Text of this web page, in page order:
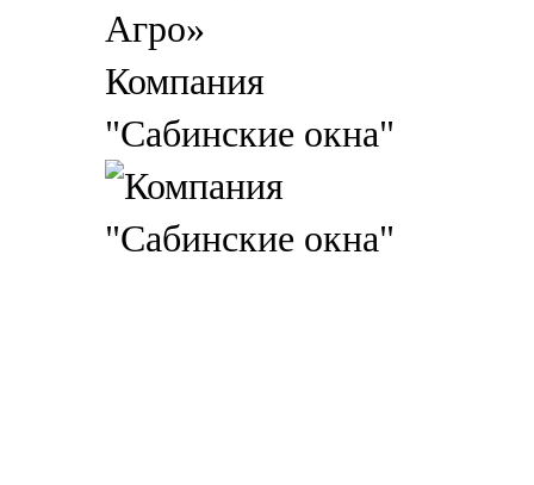
Компания
"Сабинские окна"